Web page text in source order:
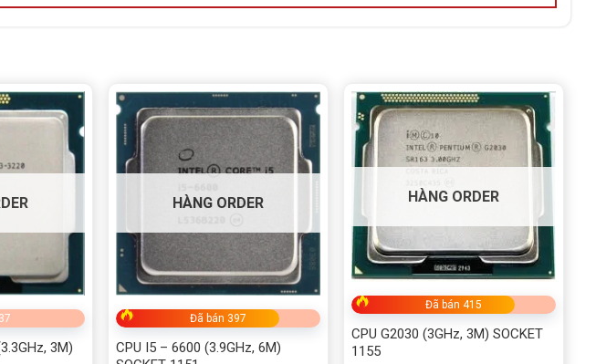
3M)
HÀNG ORDER
Đã bán 397
CPU I5 – 6600 (3.9GHz, 6M)
HÀNG ORDER
Đã bán 415
CPU G2030 (3GHz, 3M) SOCKET
1155